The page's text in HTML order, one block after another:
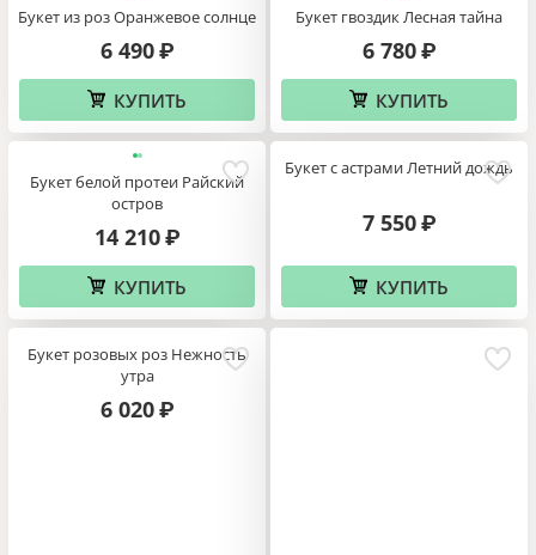
Букет из роз Оранжевое солнце
6 490 ₽
КУПИТЬ
Букет гвоздик Лесная тайна
6 780 ₽
КУПИТЬ
Букет белой протеи Райский
остров
14 210 ₽
КУПИТЬ
Букет с астрами Летний дождь
7 550 ₽
КУПИТЬ
Букет розовых роз Нежность
утра
6 020 ₽